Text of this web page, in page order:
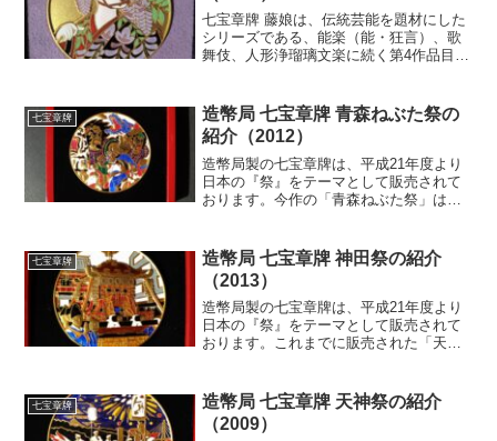
七宝章牌 藤娘は、伝統芸能を題材にした
シリーズである、能楽（能・狂言）、歌
舞伎、人形浄瑠璃文楽に続く第4作品目に
なりますが、多くはユネスコの世界の無
形遺産保護の一環で...
七宝章牌
造幣局 七宝章牌 青森ねぶた祭の
紹介（2012）
造幣局製の七宝章牌は、平成21年度より
日本の『祭』をテーマとして販売されて
おります。今作の「青森ねぶた祭」は、
は、東日本大震災の翌年（2012年）にな
りますが、七宝章牌の...
七宝章牌
造幣局 七宝章牌 神田祭の紹介
（2013）
造幣局製の七宝章牌は、平成21年度より
日本の『祭』をテーマとして販売されて
おります。これまでに販売された「天神
祭』となります。神田祭は、日本を代表
する3つの祭の一つで、...
七宝章牌
造幣局 七宝章牌 天神祭の紹介
（2009）